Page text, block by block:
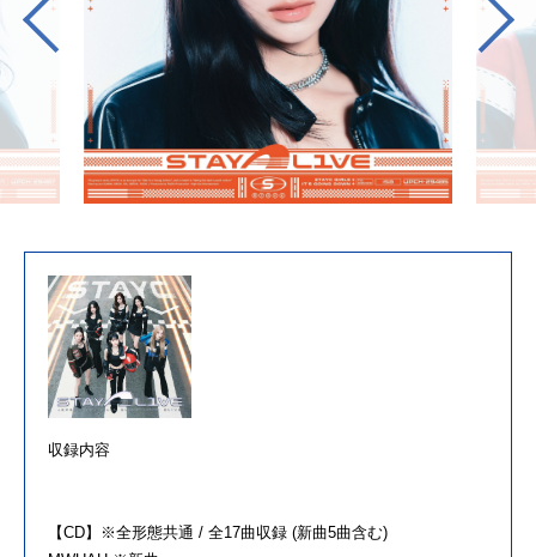
収録内容
【CD】※全形態共通 / 全17曲収録 (新曲5曲含む)